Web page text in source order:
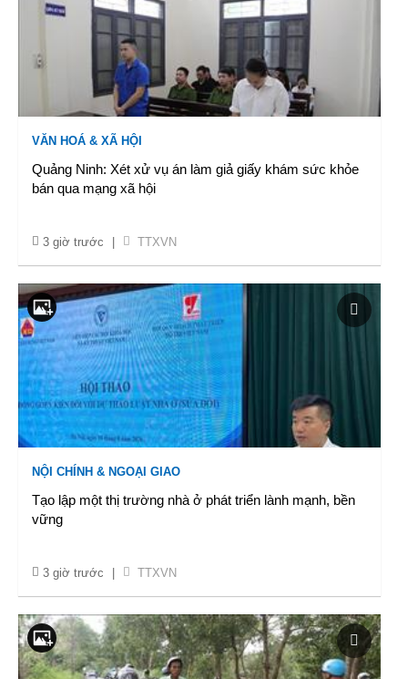
VĂN HOÁ & XÃ HỘI
Quảng Ninh: Xét xử vụ án làm giả giấy khám sức khỏe
bán qua mạng xã hội
3 giờ trước TTXVN
NỘI CHÍNH & NGOẠI GIAO
Tạo lập một thị trường nhà ở phát triển lành mạnh, bền
vững
3 giờ trước TTXVN